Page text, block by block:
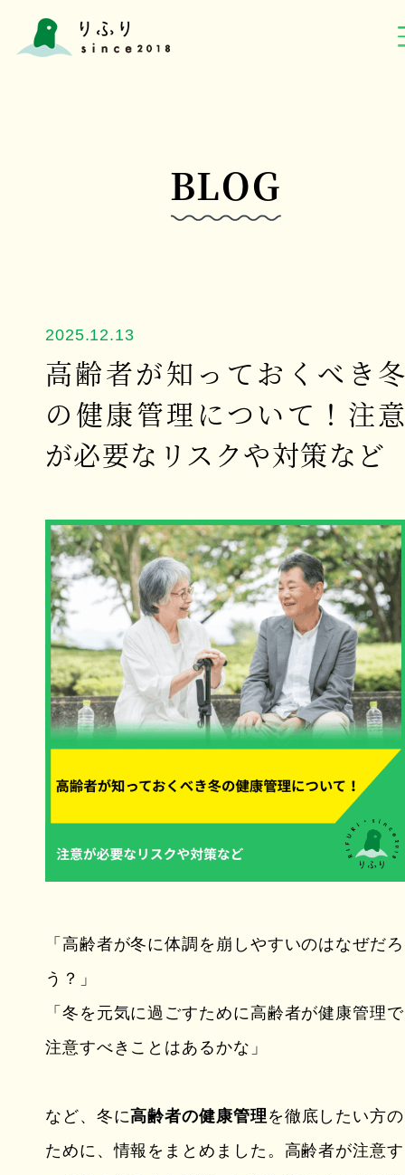
BLOG
2025.12.13
高齢者が知っておくべき
の健康管理について！注
が必要なリスクや対策など
「高齢者が冬に体調を崩しやすいのはなぜだろ
う？」
「冬を元気に過ごすために高齢者が健康管理で
注意すべきことはあるかな」
など、冬に高齢者の健康管理 を徹底したい方の
ために、情報をまとめました。高齢者が注意す